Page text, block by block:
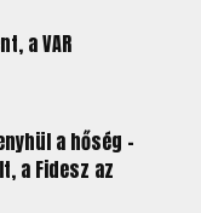
a VAR
a hőség –
a Fidesz az